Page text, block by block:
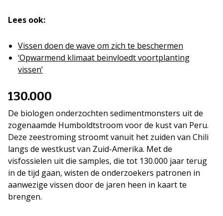
Lees ook:
Vissen doen de wave om zich te beschermen
‘Opwarmend klimaat beïnvloedt voortplanting
vissen’
130.000
De biologen onderzochten sedimentmonsters uit de
zogenaamde Humboldtstroom voor de kust van Peru.
Deze zeestroming stroomt vanuit het zuiden van Chili
langs de westkust van Zuid-Amerika. Met de
visfossielen uit die samples, die tot 130.000 jaar terug
in de tijd gaan, wisten de onderzoekers patronen in
aanwezige vissen door de jaren heen in kaart te
brengen.